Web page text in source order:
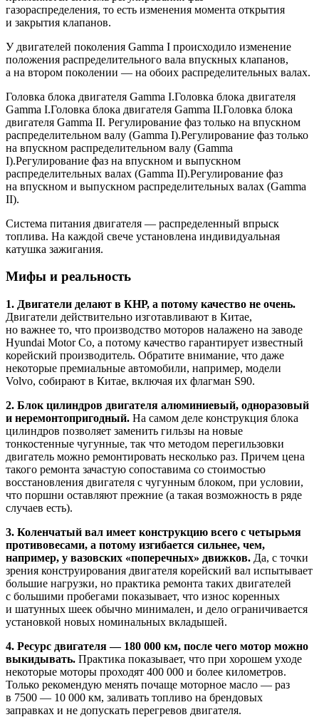
газораспределения, то есть изменения момента открытия
и закрытия клапанов.
У двигателей поколения Gamma I происходило изменение
положения распределительного вала впускных клапанов,
а на втором поколении — на обоих распределительных валах.
Головка блока двигателя Gamma I.Головка блока двигателя
Gamma I.Головка блока двигателя Gamma II.Головка блока
двигателя Gamma II. Регулирование фаз только на впускном
распределительном валу (Gamma I).Регулирование фаз только
на впускном распределительном валу (Gamma
I).Регулирование фаз на впускном и выпускном
распределительных валах (Gamma II).Регулирование фаз
на впускном и выпускном распределительных валах (Gamma
II).
Система питания двигателя — распределенный впрыск
топлива. На каждой свече установлена индивидуальная
катушка зажигания.
Мифы и реальность
1. Двигатели делают в КНР, а потому качество не очень.
Двигатели действительно изготавливают в Китае,
но важнее то, что производство моторов налажено на заводе
Hyundai Motor Co, а потому качество гарантирует известный
корейский производитель. Обратите внимание, что даже
некоторые премиальные автомобили, например, модели
Volvo, собирают в Китае, включая их флагман S90.
2. Блок цилиндров двигателя алюминиевый, одноразовый
и неремонтопригодный. На самом деле конструкция блока
цилиндров позволяет заменить гильзы на новые
тонкостенные чугунные, так что методом перегильзовки
двигатель можно ремонтировать несколько раз. Причем цена
такого ремонта зачастую сопоставима со стоимостью
восстановления двигателя с чугунным блоком, при условии,
что поршни оставляют прежние (а такая возможность в ряде
случаев есть).
3. Коленчатый вал имеет конструкцию всего с четырьмя
противовесами, а потому изгибается сильнее, чем,
например, у вазовских «поперечных» движков. Да, с точки
зрения конструирования двигателя корейский вал испытывает
большие нагрузки, но практика ремонта таких двигателей
с большими пробегами показывает, что износ коренных
и шатунных шеек обычно минимален, и дело ограничивается
установкой новых номинальных вкладышей.
4. Ресурс двигателя — 180 000 км, после чего мотор можно
выкидывать. Практика показывает, что при хорошем уходе
некоторые моторы проходят 400 000 и более километров.
Только рекомендую менять почаще моторное масло — раз
в 7500 — 10 000 км, заливать топливо на брендовых
заправках и не допускать перегревов двигателя.